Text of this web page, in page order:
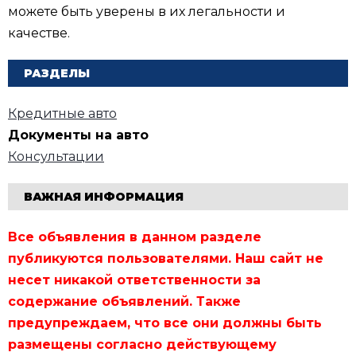
можете быть уверены в их легальности и
качестве.
РАЗДЕЛЫ
Кредитные авто
Документы на авто
Консультации
ВАЖНАЯ ИНФОРМАЦИЯ
Все объявления в данном разделе
публикуются пользователями. Наш сайт не
несет никакой ответственности за
содержание объявлений. Также
предупреждаем, что все они должны быть
размещены согласно действующему